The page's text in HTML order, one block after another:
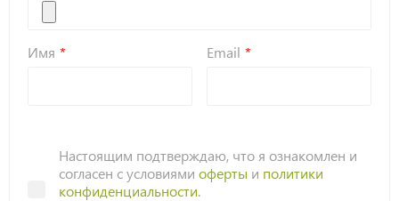
Имя Email
Настоящим подтверждаю, что я ознакомлен и
согласен с условиями оферты и политики
конфиденциальности.